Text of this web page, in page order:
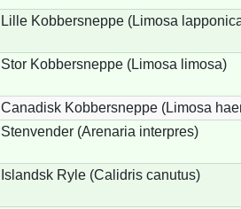
Lille Kobbersneppe (Limosa
Stor Kobbersneppe (Limosa limosa)
Canadisk Kobbersneppe (Limosa
Stenvender (Arenaria interpres)
Islandsk Ryle (Calidris canutus)